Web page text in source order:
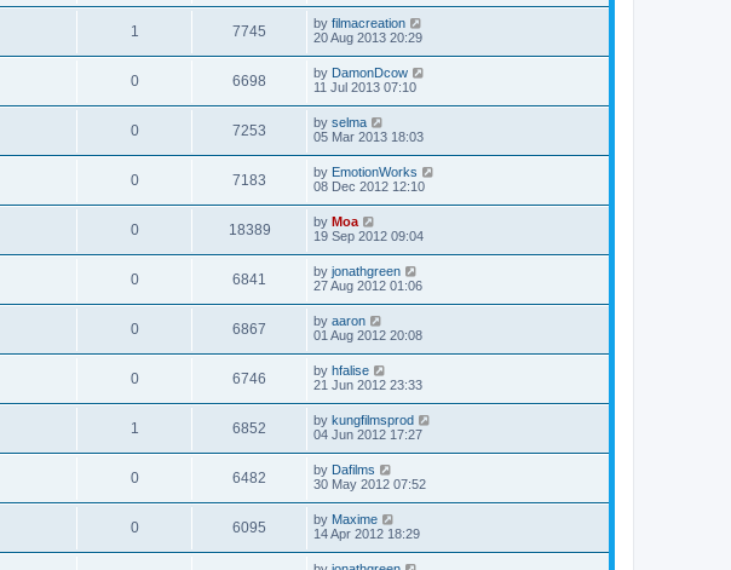
1 7745 by filmacreation
20 Aug 2013 20:29
0 6698 by DamonDcow
11 Jul 2013 07:10
0 7253 by selma
05 Mar 2013 18:03
0 7183 by EmotionWorks
08 Dec 2012 12:10
0 18389 by Moa
19 Sep 2012 09:04
0 6841 by jonathgreen
27 Aug 2012 01:06
0 6867 by aaron
01 Aug 2012 20:08
0 6746 by hfalise
21 Jun 2012 23:33
1 6852 by kungfilmsprod
04 Jun 2012 17:27
0 6482 by Dafilms
30 May 2012 07:52
0 6095 by Maxime
14 Apr 2012 18:29